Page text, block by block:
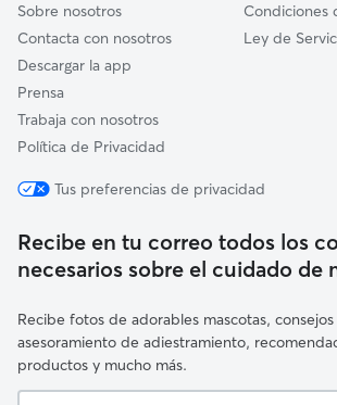
Sobre nosotros
Contacta con nosotros
Descargar la app
Prensa
Trabaja con nosotros
Política de Privacidad
Condiciones
Ley de
Tus preferencias de privacidad
Recibe en tu correo todos los
necesarios sobre el cuidado de
Recibe fotos de adorables mascotas,
asesoramiento de adiestramiento,
productos y mucho más.